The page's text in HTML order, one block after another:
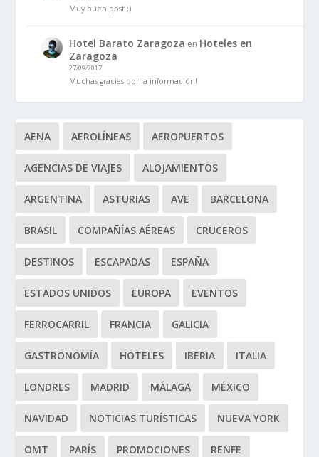
Muy buen post ;)
Hotel Barato Zaragoza en Hoteles en
Zaragoza
27/09/2017
Muchas gracias por la información!
AENA AEROLÍNEAS AEROPUERTOS
AGENCIAS DE VIAJES ALOJAMIENTOS
ARGENTINA ASTURIAS AVE BARCELONA
BRASIL COMPAÑÍAS AÉREAS CRUCEROS
DESTINOS ESCAPADAS ESPAÑA
ESTADOS UNIDOS EUROPA EVENTOS
FERROCARRIL FRANCIA GALICIA
GASTRONOMÍA HOTELES IBERIA ITALIA
LONDRES MADRID MÁLAGA MÉXICO
NAVIDAD NOTICIAS TURÍSTICAS NUEVA YORK
OMT PARÍS PROMOCIONES RENFE